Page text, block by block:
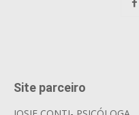
Site parceiro